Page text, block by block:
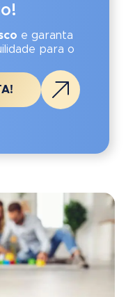
e garanta
para o